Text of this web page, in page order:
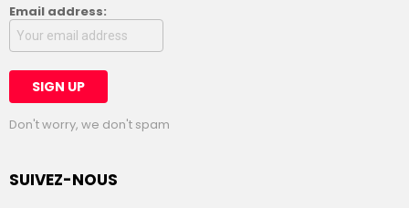
Email address:
Don't worry, we don't spam
SUIVEZ-NOUS